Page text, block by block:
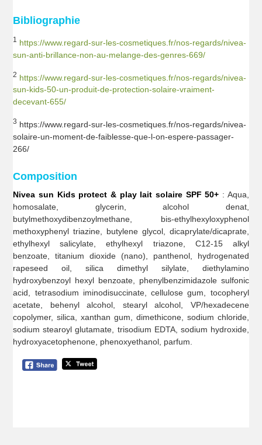
Bibliographie
1
https://www.regard-sur-les-cosmetiques.fr/nos-regards/nivea-
sun-anti-brillance-non-au-melange-des-genres-669/
2 https://www.regard-sur-les-cosmetiques.fr/nos-regards/nivea-
sun-kids-50-un-produit-de-protection-solaire-vraiment-
decevant-655/
3 https://www.regard-sur-les-cosmetiques.fr/nos-regards/nivea-
solaire-un-moment-de-faiblesse-que-l-on-espere-passager-
266/
Composition
Nivea sun Kids protect & play lait solaire SPF 50+ : Aqua,
homosalate, glycerin, alcohol denat,
butylmethoxydibenzoylmethane, bis-ethylhexyloxyphenol
methoxyphenyl triazine, butylene glycol, dicaprylate/dicaprate,
ethylhexyl salicylate, ethylhexyl triazone, C12-15 alkyl
benzoate, titanium dioxide (nano), panthenol, hydrogenated
rapeseed oil, silica dimethyl silylate, diethylamino
hydroxybenzoyl hexyl benzoate, phenylbenzimidazole sulfonic
acid, tetrasodium iminodisuccinate, cellulose gum, tocopheryl
acetate, behenyl alcohol, stearyl alcohol, VP/hexadecene
copolymer, silica, xanthan gum, dimethicone, sodium chloride,
sodium stearoyl glutamate, trisodium EDTA, sodium hydroxide,
hydroxyacetophenone, phenoxyethanol, parfum.